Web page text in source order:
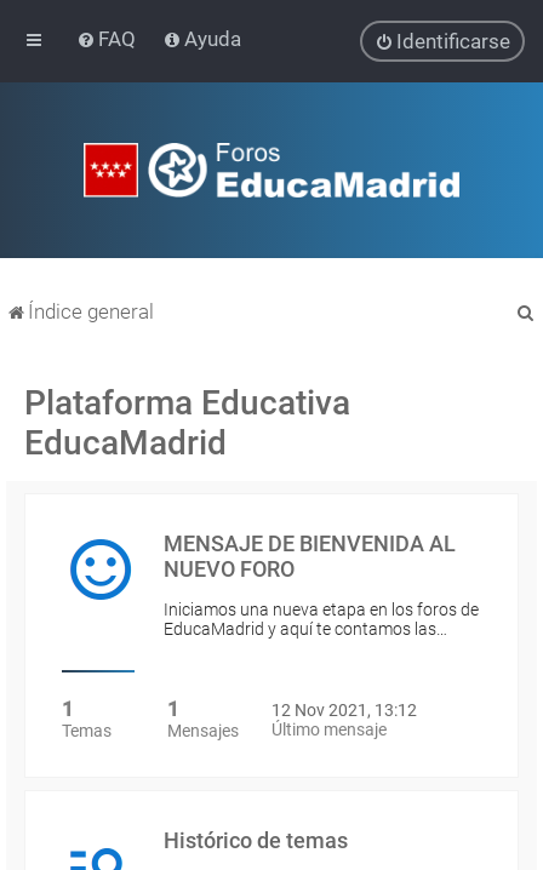
FAQ Ayuda Identificarse
Índice general
Plataforma Educativa
EducaMadrid
MENSAJE DE BIENVENIDA AL
NUEVO FORO
Iniciamos una nueva etapa en los foros de
EducaMadrid y aquí te contamos las…
1
Temas
1
Mensajes
12 Nov 2021, 13:12
Último mensaje
Histórico de temas